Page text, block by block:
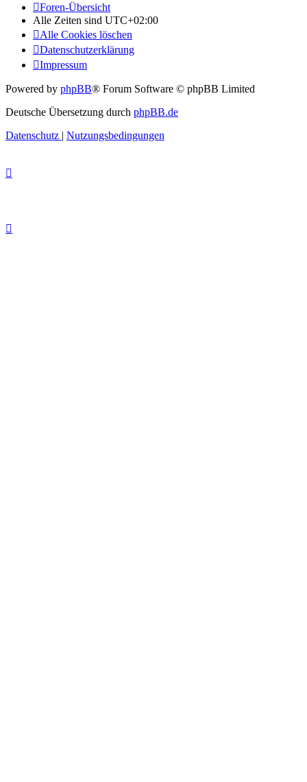
Foren-Übersicht
Alle Zeiten sind UTC+02:00
Alle Cookies löschen
Datenschutzerklärung
Impressum
Powered by phpBB® Forum Software © phpBB Limited
Deutsche Übersetzung durch phpBB.de
Datenschutz | Nutzungsbedingungen